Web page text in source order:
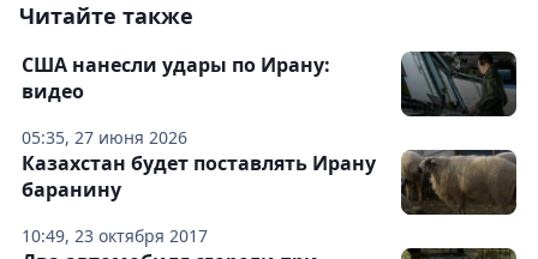
Читайте также
05:35, 27 июня 2026
США нанесли удары по Ирану:
видео
10:49, 23 октября 2017
Казахстан будет поставлять Ирану
баранину